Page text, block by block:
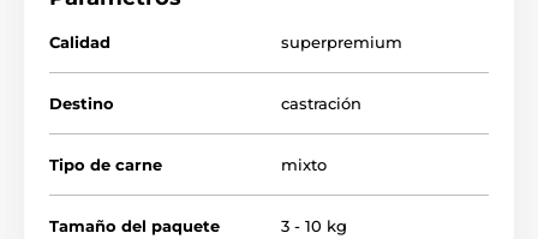
sin cereales, gluten, maíz, colorantes artificiales,
conservantes añadidos ni OGM
también
para gatos más exigentes
condroprotectores y antiinflamatorios
ayudan a prevenir trastornos del tracto urinario
Calidad superpremium
Destino castración
Tipo de carne mixto
Tamaño del paquete 3 - 10 kg